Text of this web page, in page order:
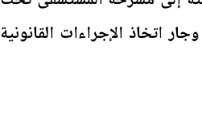
اتخاذ الإجراءات القانونية